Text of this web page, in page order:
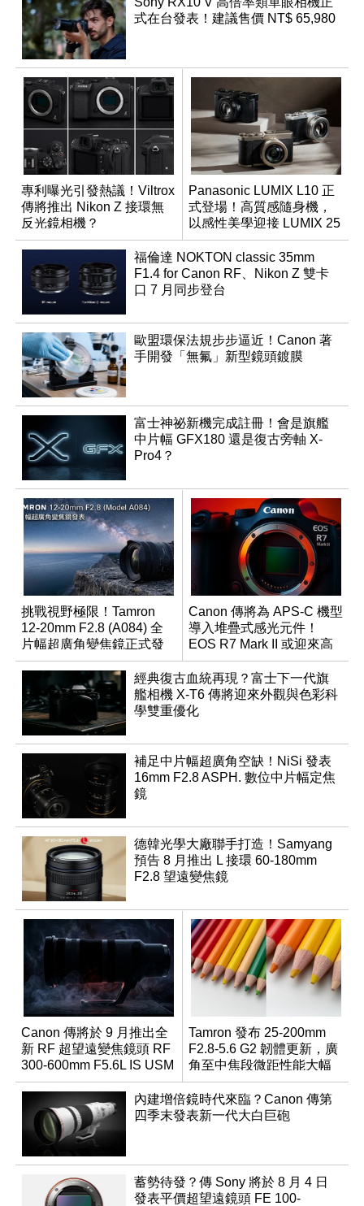
式在台發表！建議售價 NT$ 65,980
專利曝光引發熱議！Viltrox
傳將推出 Nikon Z 接環無
反光鏡相機？
Panasonic LUMIX L10 正
式登場！高質感隨身機，
以感性美學迎接 LUMIX 25
週年
福倫達 NOKTON classic 35mm
F1.4 for Canon RF、Nikon Z 雙卡
口 7 月同步登台
歐盟環保法規步步逼近！Canon 著
手開發「無氟」新型鏡頭鍍膜
富士神祕新機完成註冊！會是旗艦
中片幅 GFX180 還是復古旁軸 X-
Pro4？
挑戰視野極限！Tamron
12-20mm F2.8 (A084) 全
片幅超廣角變焦鏡正式發
表
Canon 傳將為 APS-C 機型
導入堆疊式感光元件！
EOS R7 Mark II 或迎來高
速讀出升級
經典復古血統再現？富士下一代旗
艦相機 X-T6 傳將迎來外觀與色彩科
學雙重優化
補足中片幅超廣角空缺！NiSi 發表
16mm F2.8 ASPH. 數位中片幅定焦
鏡
德韓光學大廠聯手打造！Samyang
預告 8 月推出 L 接環 60-180mm
F2.8 望遠變焦鏡
Canon 傳將於 9 月推出全
新 RF 超望遠變焦鏡頭 RF
300-600mm F5.6L IS USM
Tamron 發布 25-200mm
F2.8-5.6 G2 韌體更新，廣
角至中焦段微距性能大幅
升級
內建增倍鏡時代來臨？Canon 傳第
四季末發表新一代大白巨砲
蓄勢待發？傳 Sony 將於 8 月 4 日
發表平價超望遠鏡頭 FE 100-